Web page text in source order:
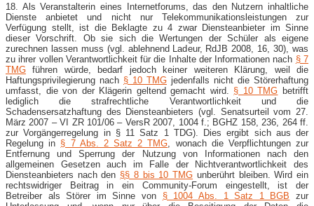
18. Als Veranstalterin eines Internetforums, das den Nutzern inhaltliche
Dienste anbietet und nicht nur Telekommunikationsleistungen zur
Verfügung stellt, ist die Beklagte zu 4 zwar Diensteanbieter im Sinne
dieser Vorschrift. Ob sie sich die Wertungen der Schüler als eigene
zurechnen lassen muss (vgl. ablehnend Ladeur, RdJB 2008, 16, 30), was
zu ihrer vollen Verantwortlichkeit für die Inhalte der Informationen nach § 7
TMG führen würde, bedarf jedoch keiner weiteren Klärung, weil die
Haftungsprivilegierung nach § 10 TMG jedenfalls nicht die Störerhaftung
umfasst, die von der Klägerin geltend gemacht wird. § 10 TMG betrifft
lediglich die strafrechtliche Verantwortlichkeit und die
Schadensersatzhaftung des Diensteanbieters (vgl. Senatsurteil vom 27.
März 2007 – VI ZR 101/06 – VersR 2007, 1004 f.; BGHZ 158, 236, 264 ff.
zur Vorgängerregelung in § 11 Satz 1 TDG). Dies ergibt sich aus der
Regelung in § 7 Abs. 2 Satz 2 TMG , wonach die Verpflichtungen zur
Entfernung und Sperrung der Nutzung von Informationen nach den
allgemeinen Gesetzen auch im Falle der Nichtverantwortlichkeit des
Diensteanbieters nach den §§ 8 bis 10 TMG unberührt bleiben. Wird ein
rechtswidriger Beitrag in ein Community-​Forum eingestellt, ist der
Betreiber als Störer im Sinne von § 1004 Abs. 1 Satz 1 BGB zur